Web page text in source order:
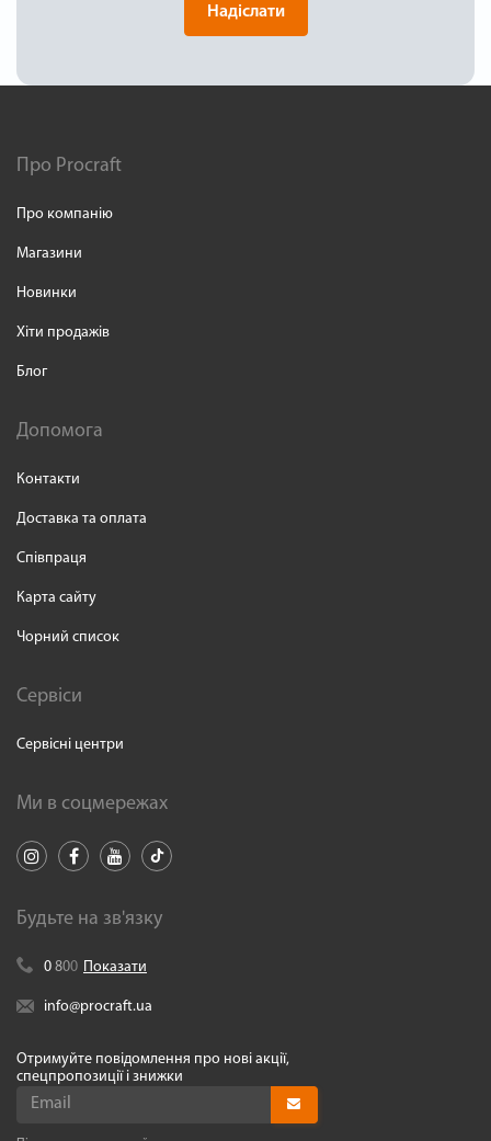
Надіслати
Про Procraft
Про компанію
Магазини
Новинки
Хіти продажів
Блог
Допомога
Контакти
Доставка та оплата
Співпраця
Карта сайту
Чорний список
Сервіси
Сервісні центри
Ми в соцмережах
Будьте на зв'язку
0 800 Показати
info@procraft.ua
Отримуйте повідомлення про нові акції,
спецпропозиції і знижки